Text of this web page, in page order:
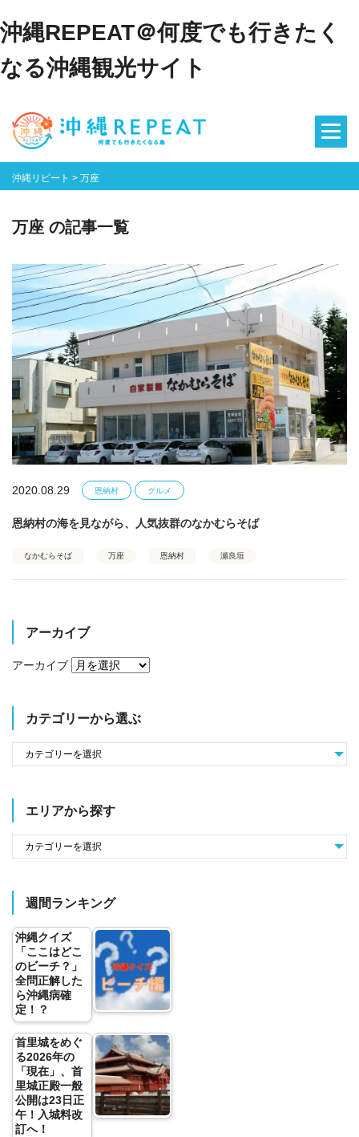
沖縄REPEAT＠何度でも行きたく
なる沖縄観光サイト
沖縄リピート > 万座
万座 の記事一覧
2020.08.29 恩納村 グルメ
恩納村の海を見ながら、人気抜群のなかむらそば
なかむらそば 万座 恩納村 瀬良垣
アーカイブ
アーカイブ
カテゴリーから選ぶ
エリアから探す
週間ランキング
沖縄クイズ
「ここはどこ
のビーチ？」
全問正解した
ら沖縄病確
定！？
首里城をめぐ
る2026年の
「現在」、首
里城正殿一般
公開は23日正
午！入城料改
訂へ！